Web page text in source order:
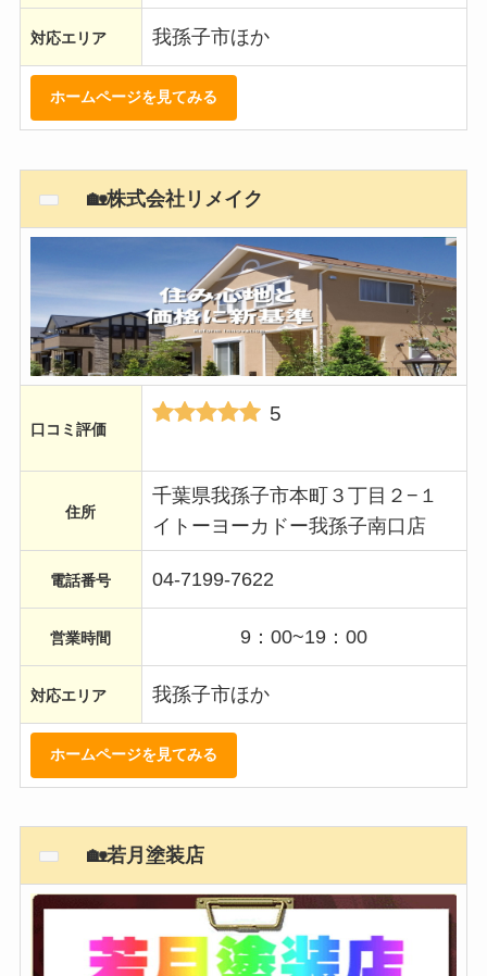
対応エリア 我孫子市ほか
ホームページを見てみる
🏡株式会社リメイク
口コミ評価
5
住所
千葉県我孫子市本町３丁目２−１
イトーヨーカドー我孫子南口店
電話番号 04-7199-7622
営業時間 9：00~19：00
対応エリア 我孫子市ほか
ホームページを見てみる
🏡若月塗装店